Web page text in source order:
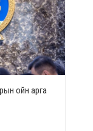
ойн арга